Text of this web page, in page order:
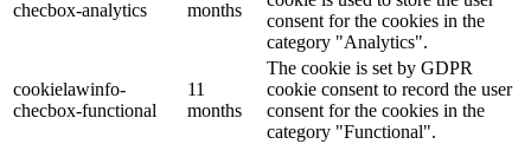
checbox-analytics months
consent for the cookies in the
category "Analytics".
cookielawinfo-
checbox-functional
11
months
The cookie is set by GDPR
cookie consent to record the user
consent for the cookies in the
category "Functional".